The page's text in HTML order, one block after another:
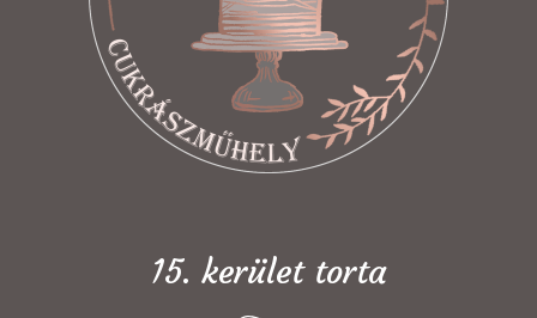
15. kerület torta